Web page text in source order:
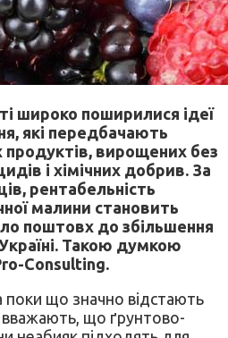
широко поширилися ідеї
які передбачають
продуктів, вирощених без
і хімічних добрив. За
рентабельність
малини становить
поштовх до збільшення
Такою думкою
Consulting.
поки що значно відстають
вважають, що ґрунтово-